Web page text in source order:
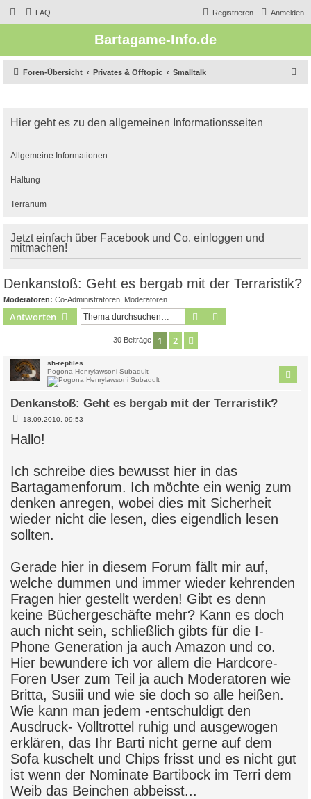
FAQ Anmelden
Registrieren
Bartagame-Info.de
Foren-Übersicht Privates & Offtopic Smalltalk
e
Hier geht es zu den allgemeinen Informationsseiten
Allgemeine Informationen
Haltung
Terrarium
Jetzt einfach über Facebook und Co. einloggen und
mitmachen!
Denkanstoß: Geht es bergab mit der Terraristik?
Moderatoren: Co-Administratoren Moderatoren
Antworten Suche
30 Beiträge 1 2
sh-reptiles
Pogona Henrylawsoni Subadult
Denkanstoß: Geht es bergab mit der Terraristik?
B
t
g
18.09.2010, 09:53
Hallo!
Ich schreibe dies bewusst hier in das
Bartagamenforum. Ich möchte ein wenig zum
denken anregen, wobei dies mit Sicherheit
wieder nicht die lesen, dies eigendlich lesen
sollten.
Gerade hier in diesem Forum fällt mir auf,
welche dummen und immer wieder kehrenden
Fragen hier gestellt werden! Gibt es denn
keine Büchergeschäfte mehr? Kann es doch
auch nicht sein, schließlich gibts für die I-
Phone Generation ja auch Amazon und co.
Hier bewundere ich vor allem die Hardcore-
Foren User zum Teil ja auch Moderatoren wie
Britta, Susiii und wie sie doch so alle heißen.
Wie kann man jedem -entschuldigt den
Ausdruck- Volltrottel ruhig und ausgewogen
erklären, das Ihr Barti nicht gerne auf dem
Sofa kuschelt und Chips frisst und es nicht gut
ist wenn der Nominate Bartibock im Terri dem
Weib das Beinchen abbeisst...